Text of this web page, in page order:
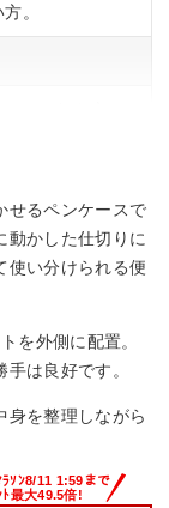
。
せるペンケースで
動かした仕切りに
使い分けられる便
を外側に配置。
は良好です。
身を整理しながら